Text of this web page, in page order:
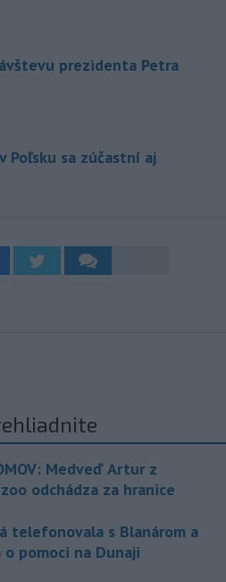
prezidenta Petra
Poľsku sa zúčastní aj
Medveď Artur z
odchádza za hranice
telefonovala s Blanárom a
o pomoci na Dunaji